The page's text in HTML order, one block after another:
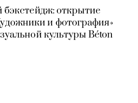
бэкстейдж: открытие
и фотография»
культуры Béton